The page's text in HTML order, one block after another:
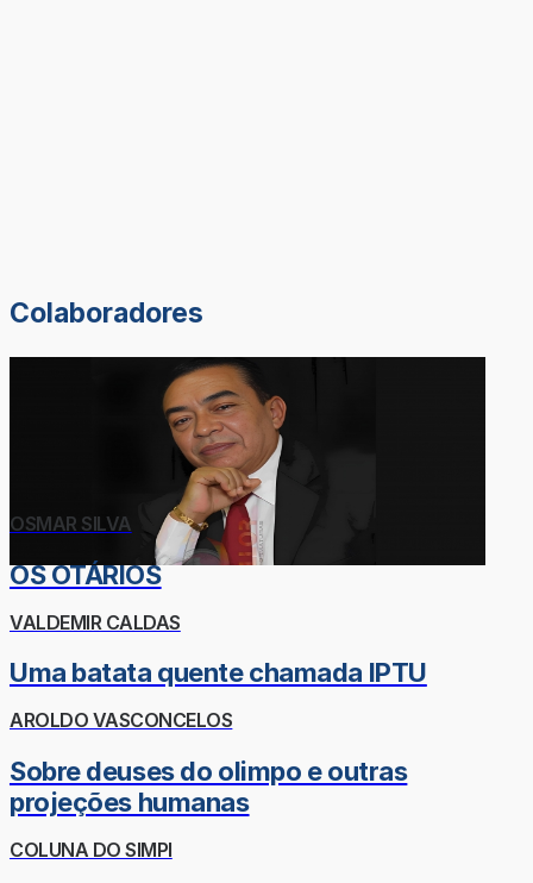
Colaboradores
OSMAR SILVA
OS OTÁRIOS
VALDEMIR CALDAS
Uma batata quente chamada IPTU
AROLDO VASCONCELOS
Sobre deuses do olimpo e outras
projeções humanas
COLUNA DO SIMPI